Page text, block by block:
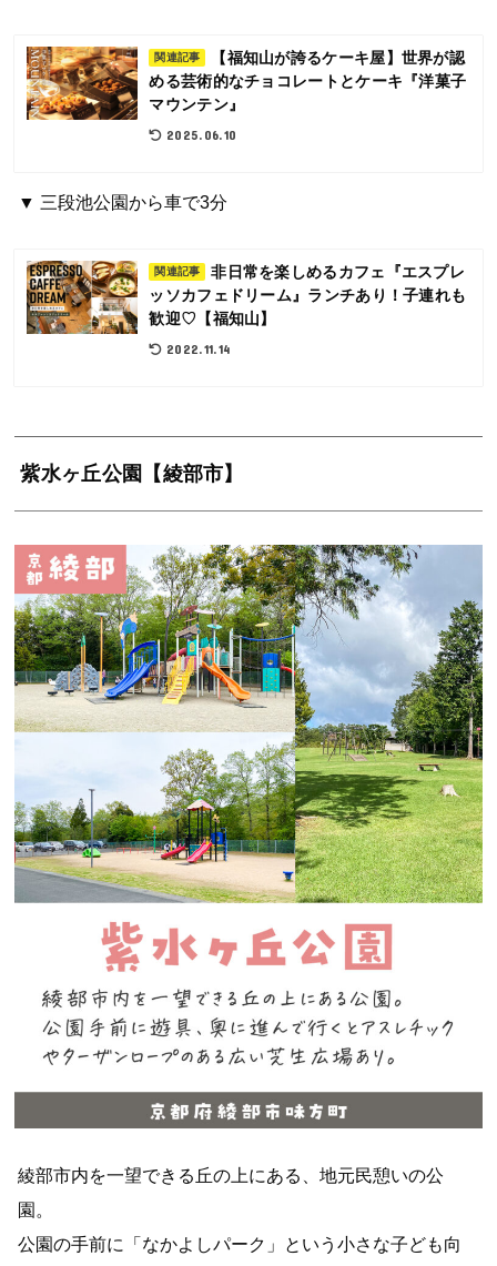
関連記事
【福知山が誇るケーキ屋】世界が認
める芸術的なチョコレートとケーキ『洋菓子
マウンテン』
2025.06.10
▼ 三段池公園から車で3分
関連記事
非日常を楽しめるカフェ『エスプレ
ッソカフェドリーム』ランチあり！子連れも
歓迎♡【福知山】
2022.11.14
紫水ヶ丘公園【綾部市】
綾部市内を一望できる丘の上にある、地元民憩いの公
園。
公園の手前に「なかよしパーク」という小さな子ども向